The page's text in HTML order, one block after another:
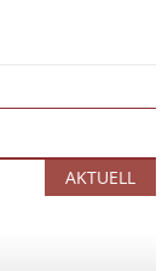
AKTUELL